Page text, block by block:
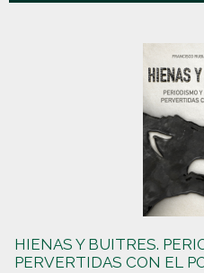
HIENAS Y BUITRES.
PERVERTIDAS CON EL